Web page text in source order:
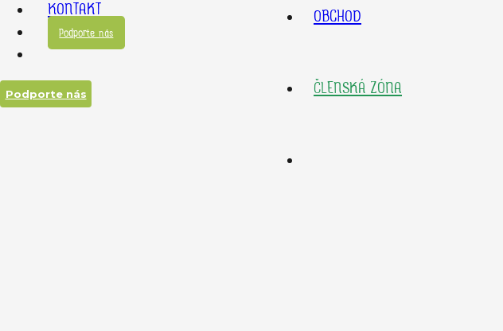
OBCHOD
ČLENSKÁ ZÓNA
KONTAKT
Podporte nás
Podporte nás